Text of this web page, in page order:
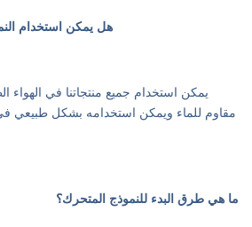
هل يمكن استخدام
يمكن استخدام جميع منتجاتنا في الهواء
مقاوم للماء ويمكن استخدامه بشكل طبيعي
ما هي طرق البدء للنموذج المتحرك؟